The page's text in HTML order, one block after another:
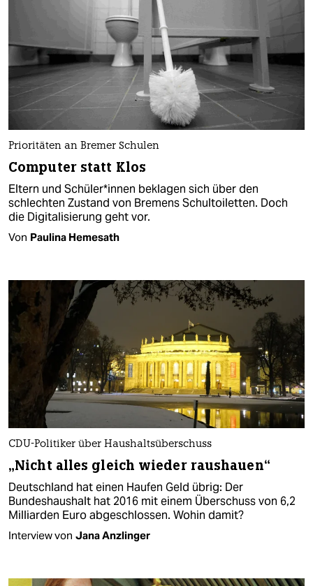
Prioritäten an Bremer Schulen
Computer statt Klos
Eltern und Schüler*innen beklagen sich über den
schlechten Zustand von Bremens Schultoiletten. Doch
die Digitalisierung geht vor.
Von Paulina Hemesath
CDU-Politiker über Haushaltsüberschuss
„Nicht alles gleich wieder raushauen“
Deutschland hat einen Haufen Geld übrig: Der
Bundeshaushalt hat 2016 mit einem Überschuss von 6,2
Milliarden Euro abgeschlossen. Wohin damit?
Interview von Jana Anzlinger